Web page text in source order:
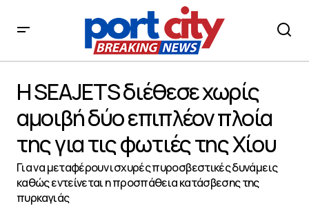
της για τις φωτιές της Χίου
H SEAJETS διέθεσε χωρίς
αμοιβή δύο επιπλέον πλοία
της για τις φωτιές της Χίου
Για να μεταφέρουν ισχυρές πυροσβεστικές δυνάμεις
καθώς εντείνεται η προσπάθεια κατάσβεσης της
πυρκαγιάς